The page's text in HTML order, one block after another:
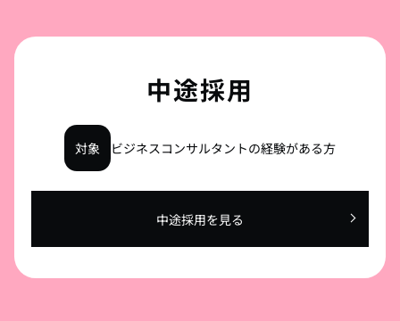
中途採用
対象 ビジネスコンサルタントの経験がある方
中途採用を見る